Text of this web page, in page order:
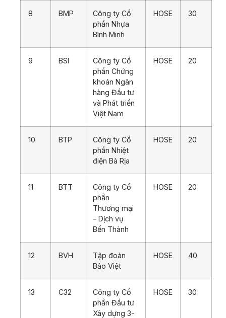
8 BMP
Công ty Cổ
phần Nhựa
Bình Minh
HOSE 30
9 BSI
Công ty Cổ
phần Chứng
khoán Ngân
hàng Đầu tư
và Phát triển
Việt Nam
HOSE 20
10 BTP
Công ty Cổ
phần Nhiệt
điện Bà Rịa
HOSE 20
11 BTT
Công ty Cổ
phần
Thương mại
– Dịch vụ
Bến Thành
HOSE 20
12 BVH
Tập đoàn
Bảo Việt
HOSE 40
13 C32
Công ty Cổ
phần Đầu tư
Xây dựng 3-
HOSE 30